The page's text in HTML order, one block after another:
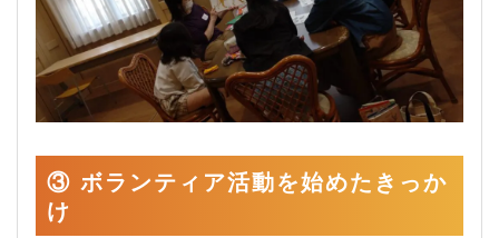
③ ボランティア活動を始めたきっか
け